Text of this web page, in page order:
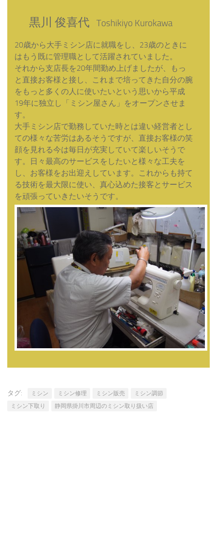
黒川 俊喜代 Toshikiyo Kurokawa
20歳から大手ミシン店に就職をし、23歳のときに
はもう既に管理職として活躍されていました。
それから支店長を20年間勤め上げましたが、もっ
と直接お客様と接し、これまで培ってきた自分の腕
をもっと多くの人に使いたいという思いから平成
19年に独立し「ミシン屋さん」をオープンさせま
す。
大手ミシン店で勤務していた時とは違い経営者とし
ての様々な苦労はあるそうですが、直接お客様の笑
顔を見れる今は毎日が充実していて楽しいそうで
す。日々最高のサービスをしたいと様々な工夫を
し、お客様をお出迎えしています。これからも持て
る技術を最大限に使い、真心込めた接客とサービス
を頑張っていきたいそうです。
タグ: ミシン ミシン修理 ミシン販売
ミシン調節
ミシン下取り
静岡県掛川市周辺のミシン取り扱い店